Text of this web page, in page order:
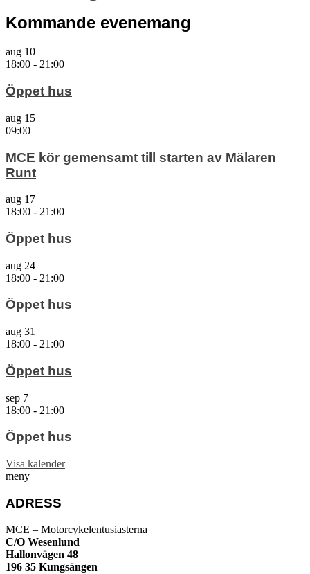
Kommande evenemang
aug 10
18:00 - 21:00
Öppet hus
aug 15
09:00
MCE kör gemensamt till starten av Mälaren
Runt
aug 17
18:00 - 21:00
Öppet hus
aug 24
18:00 - 21:00
Öppet hus
aug 31
18:00 - 21:00
Öppet hus
sep 7
18:00 - 21:00
Öppet hus
Visa kalender
meny
ADRESS
MCE – Motorcykelentusiasterna
C/O Wesenlund
Hallonvägen 48
196 35 Kungsängen